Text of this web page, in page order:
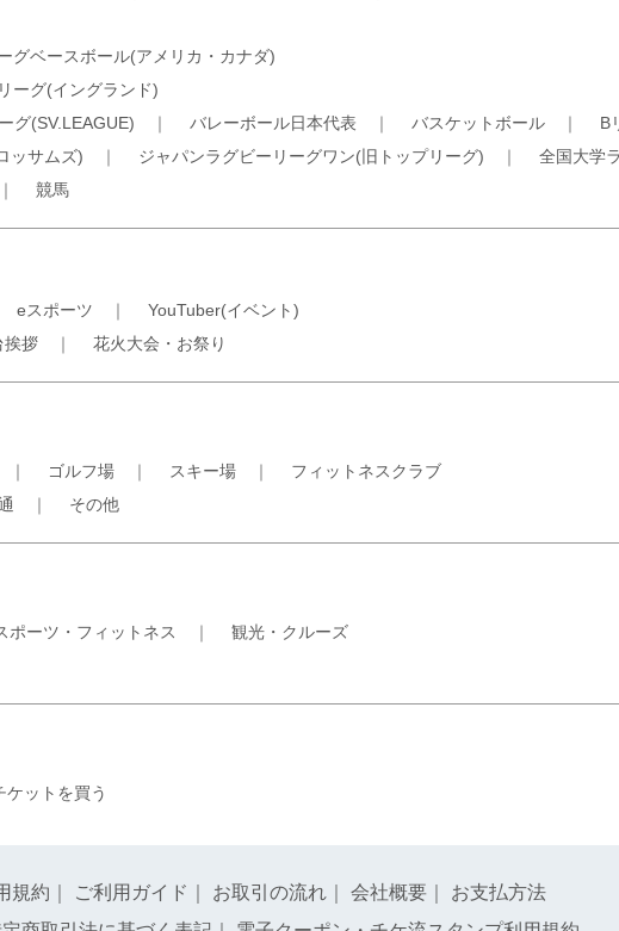
グベースボール(アメリカ・カナダ)
ーグ(イングランド)
グ(SV.LEAGUE) ｜ バレーボール日本代表 ｜ バスケットボール ｜ B
ッサムズ) ｜ ジャパンラグビーリーグワン(旧トップリーグ) ｜ 全国大学
競馬
eスポーツ ｜ YouTuber(イベント)
挨拶 ｜ 花火大会・お祭り
｜ ゴルフ場 ｜ スキー場 ｜ フィットネスクラブ
｜ その他
ポーツ・フィットネス ｜ 観光・クルーズ
ケットを買う
規約 ご利用ガイド お取引の流れ 会社概要
お支払方法